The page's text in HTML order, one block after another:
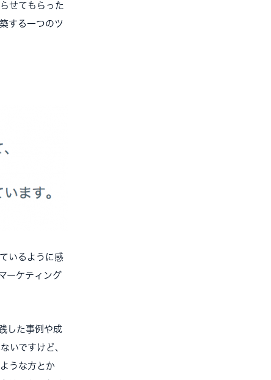
せてもらった
する一つのツ
いるように感
ーケティング
した事例や成
いですけど、
うな方とか